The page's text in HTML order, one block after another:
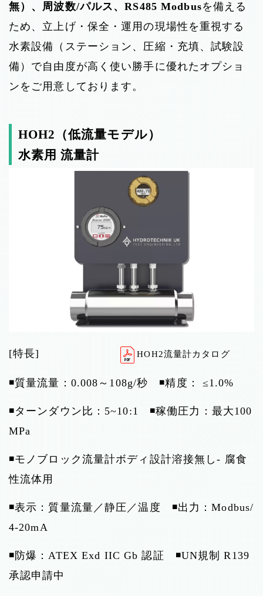
無）、周波数/パルス、RS485 Modbusを備える
ため、立上げ・保全・運用の現場性を重視する
水素設備（ステーション、圧縮・充填、試験設
備）で自由度が高く使い勝手に優れたオプショ
ンをご用意しております。
HOH2（低流量モデル）
水素用 流量計
[特長] HOH2流量計カタログ
◾️質量流量：0.008～108g/秒 ◾️精度： ≤1.0%
◾️ターンダウン比：5~10:1 ◾️稼働圧力：最大100
MPa
◾️モノブロック流量計ボディ設計溶接無し- 腐食
性流体用
◾️表示：質量流量／静圧／温度 ◾️出力：Modbus/
4-20mA
◾️防爆：ATEX Exd IIC Gb 認証 ◾️UN規制 R139
承認申請中